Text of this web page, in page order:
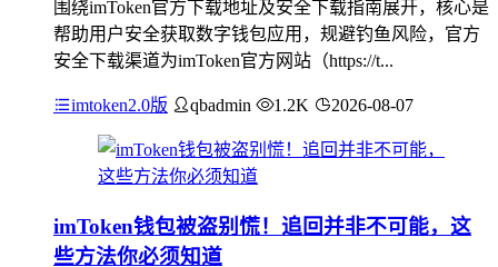
围绕imToken官方下载地址及安全下载指南展开，核心是
帮助用户安全获取数字钱包应用，规避钓鱼风险，官方
安全下载渠道为imToken官方网站（https://t...
imtoken2.0版 qbadmin 1.2K 2026-08-07
imToken钱包被盗别慌！追回并非不可能，这
些方法你必须知道